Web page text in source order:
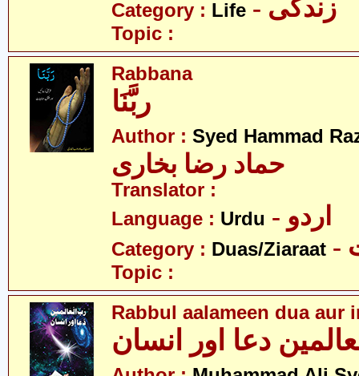
Category : Life - زندگی
Topic :
Rabbana
ربَّنَا
Author : Syed Hammad
حماد رضا بخاری
Translator :
Language : Urdu - اردو
Category : Duas/Ziaraat
Topic :
Rabbul aalameen dua aur
دعا اور انسان